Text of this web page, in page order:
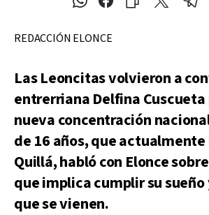
REDACCIÓN ELONCE
Las Leoncitas volvieron a
entrerriana Delfina Cuscueta
nueva concentración
de 16 años, que
Quillá, habló con Elonce
que implica cumplir su
que se vienen.